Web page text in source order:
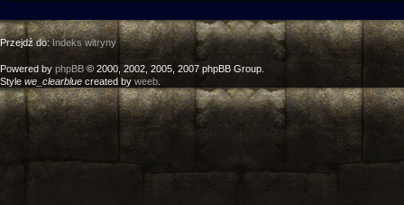
Przejdź do:Indeks witryny
Powered by phpBB © 2000, 2002, 2005, 2007 phpBB Group.
Style we_clearblue created by weeb